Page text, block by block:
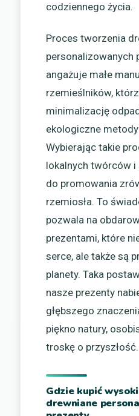
codziennego życia.
Proces tworzenia
personalizowanych
angażuje małe
rzemieślników,
minimalizację
ekologiczne
Wybierając takie
lokalnych twórców
do promowania
rzemiosła. To
pozwala na
prezentami, które
serce, ale także są
planety. Taka
nasze prezenty
głębszego
piękno natury,
troskę o przyszłość.
Gdzie kupić
drewniane